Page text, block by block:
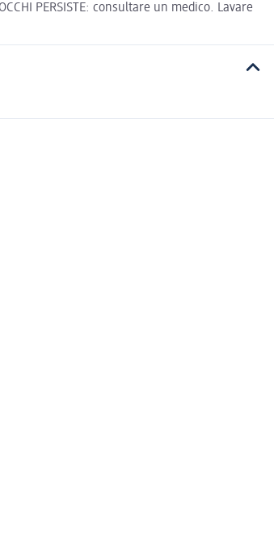
PERSISTE: consultare un medico. Lavare